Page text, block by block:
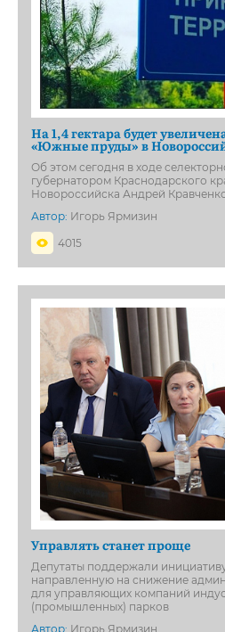
На 1,4 гектара будет
«Южные пруды» в
Об этом сегодня в ходе
губернатором Краснодарского
Новороссийска Андрей
Автор: Игорь Ярмизин
4015
Управлять станет проще
Депутаты поддержали
направленную на снижение
для управляющих компаний
(промышленных) парков
Автор: Игорь Ярмизин